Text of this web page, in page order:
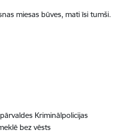
miesas būves, mati īsi tumši.
Kriminālpolicijas
bez vēsts